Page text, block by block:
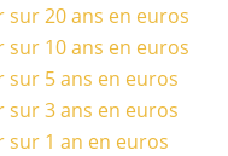
sur 20 ans en euros
sur 10 ans en euros
sur 5 ans en euros
sur 3 ans en euros
sur 1 an en euros